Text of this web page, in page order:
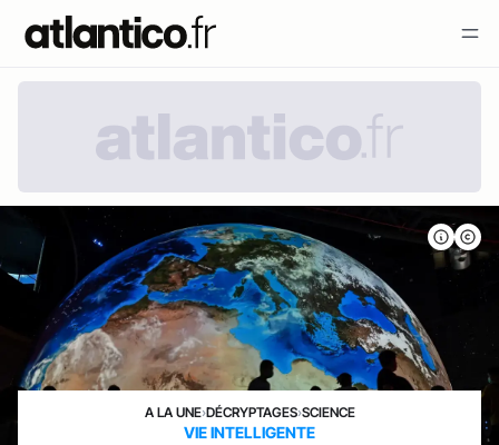
A LA UNE›DÉCRYPTAGES›SCIENCE
VIE INTELLIGENTE